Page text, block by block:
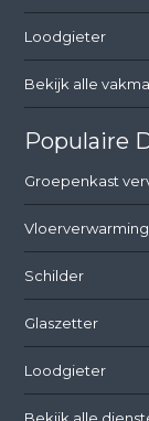
Loodgieter
Bekijk alle
Populaire
Groepenkast
Schilder
Glaszetter
Loodgieter